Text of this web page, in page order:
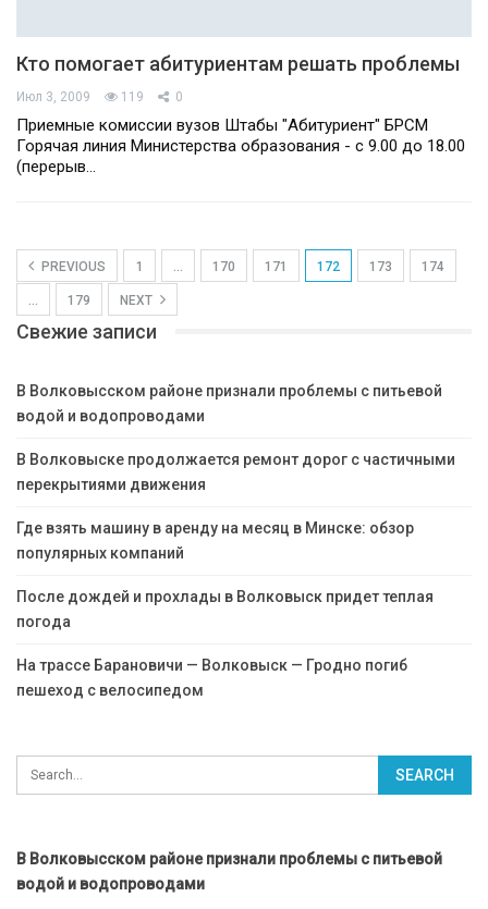
Кто помогает абитуриентам решать проблемы
Июл 3, 2009 119 0
Приемные комиссии вузов Штабы "Абитуриент" БРСМ
Горячая линия Министерства образования - с 9.00 до 18.00
(перерыв…
PREVIOUS 1 170 171 172 173 174
179 NEXT
Свежие записи
В Волковысском районе признали проблемы с питьевой
водой и водопроводами
В Волковыске продолжается ремонт дорог с частичными
перекрытиями движения
Где взять машину в аренду на месяц в Минске: обзор
популярных компаний
После дождей и прохлады в Волковыск придет теплая
погода
На трассе Барановичи — Волковыск — Гродно погиб
пешеход с велосипедом
В Волковысском районе признали проблемы с питьевой
водой и водопроводами